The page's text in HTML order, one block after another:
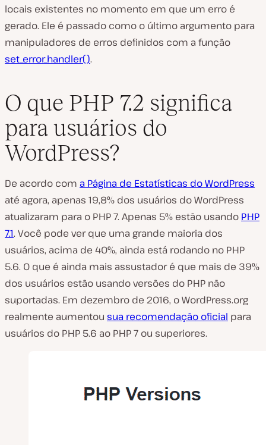
locais existentes no momento em que um erro é
gerado. Ele é passado como o último argumento para
manipuladores de erros definidos com a função
set_error_handler().
O que PHP 7.2 significa
para usuários do
WordPress?
De acordo com a Página de Estatísticas do WordPress
até agora, apenas 19,8% dos usuários do WordPress
atualizaram para o PHP 7. Apenas 5% estão usando PHP
7.1. Você pode ver que uma grande maioria dos
usuários, acima de 40%, ainda está rodando no PHP
5.6. O que é ainda mais assustador é que mais de 39%
dos usuários estão usando versões do PHP não
suportadas. Em dezembro de 2016, o WordPress.org
realmente aumentou sua recomendação oficial para
usuários do PHP 5.6 ao PHP 7 ou superiores.